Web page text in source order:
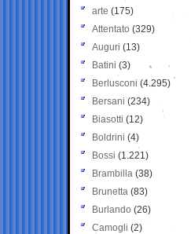
arte (175)
Attentato (329)
Auguri (13)
Batini (3)
Berlusconi (4.295)
Bersani (234)
Biasotti (12)
Boldrini (4)
Bossi (1.221)
Brambilla (38)
Brunetta (83)
Burlando (26)
Camogli (2)